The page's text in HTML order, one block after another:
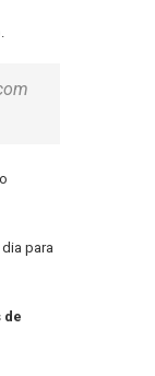
para
de